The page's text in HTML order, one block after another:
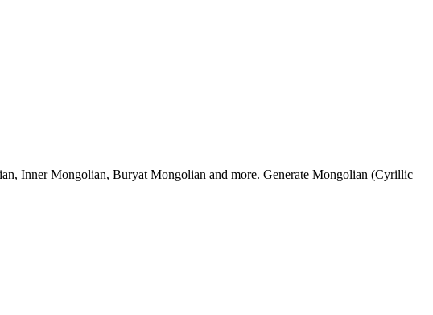
Inner Mongolian, Buryat Mongolian and more. Generate Mongolian (Cyrillic